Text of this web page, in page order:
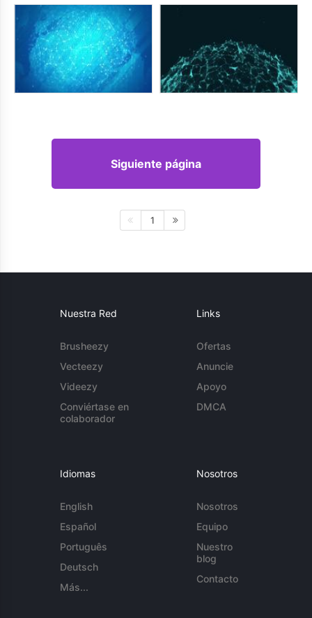
Siguiente página
1
Nuestra Red
Brusheezy
Vecteezy
Videezy
Conviértase en
colaborador
Links
Ofertas
Anuncie
Apoyo
DMCA
Idiomas
English
Español
Português
Deutsch
Más...
Nosotros
Nosotros
Equipo
Nuestro
blog
Contacto